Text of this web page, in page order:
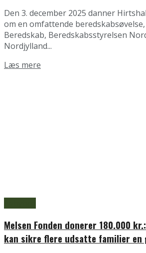
Den 3. december 2025 danner
om en omfattende
Beredskab, Beredskabsstyrelsen
Nordjylland...
Læs mere
Melsen Fonden donerer 180.000
kan sikre flere udsatte familier en